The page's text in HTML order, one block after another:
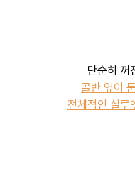
단순히 꺼
골반 옆이
전체적인 실루